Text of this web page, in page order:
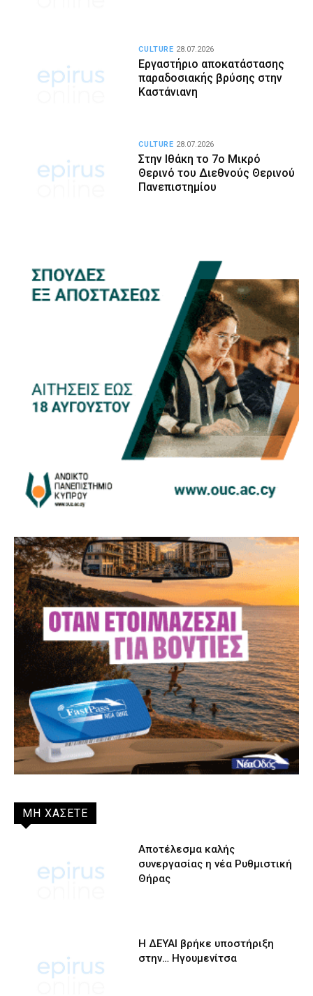
Εργαστήριο αποκατάστασης
παραδοσιακής βρύσης στην
Καστάνιανη
CULTURE 28.07.2026
Στην Ιθάκη το 7ο Μικρό
Θερινό του Διεθνούς Θερινού
Πανεπιστημίου
CULTURE 28.07.2026
ΜΗ ΧΑΣΕΤΕ
Αποτέλεσμα καλής
συνεργασίας η νέα Ρυθμιστική
Θήρας
Η ΔΕΥΑΙ βρήκε υποστήριξη
στην… Ηγουμενίτσα